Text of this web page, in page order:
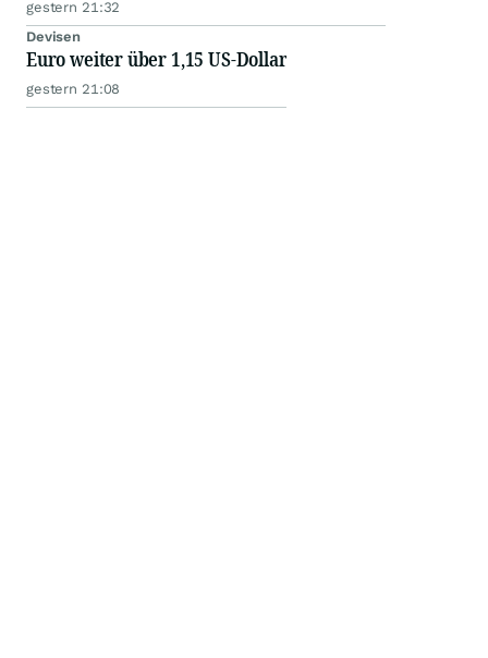
gestern 21:32
Devisen
Euro weiter über 1,15 US-Dollar
gestern 21:08